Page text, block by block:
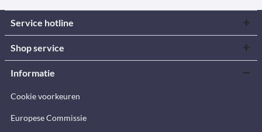
Service hotline
Shop service
Informatie
Cookie voorkeuren
Europese Commissie